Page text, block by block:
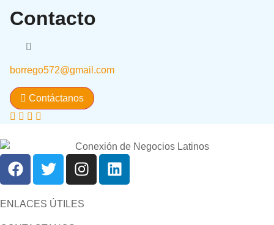
Contacto
borrego572@gmail.com
Contáctanos
ENLACES ÚTILES